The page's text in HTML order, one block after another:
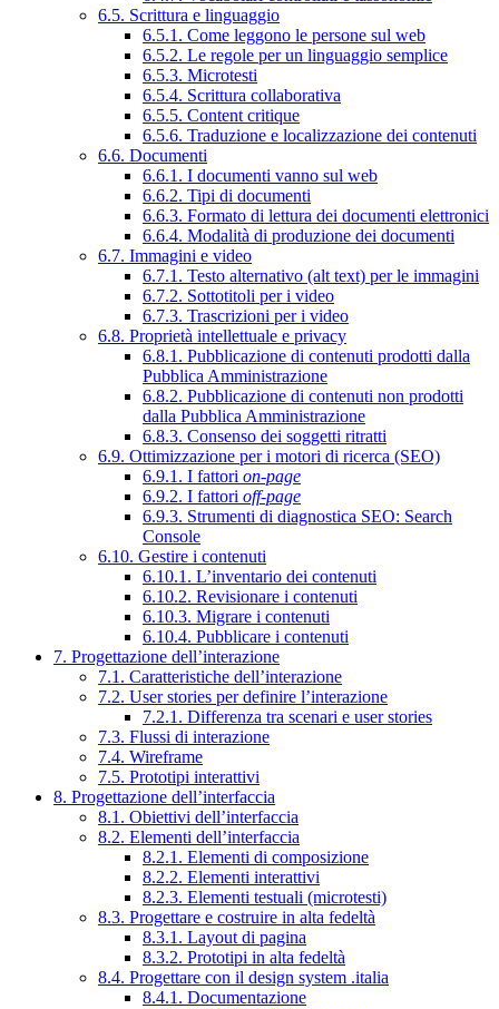
6.5. Scrittura e linguaggio
6.5.1. Come leggono le persone sul web
6.5.2. Le regole per un linguaggio semplice
6.5.3. Microtesti
6.5.4. Scrittura collaborativa
6.5.5. Content critique
6.5.6. Traduzione e localizzazione dei contenuti
6.6. Documenti
6.6.1. I documenti vanno sul web
6.6.2. Tipi di documenti
6.6.3. Formato di lettura dei documenti elettronici
6.6.4. Modalità di produzione dei documenti
6.7. Immagini e video
6.7.1. Testo alternativo (alt text) per le immagini
6.7.2. Sottotitoli per i video
6.7.3. Trascrizioni per i video
6.8. Proprietà intellettuale e privacy
6.8.1. Pubblicazione di contenuti prodotti dalla
Pubblica Amministrazione
6.8.2. Pubblicazione di contenuti non prodotti
dalla Pubblica Amministrazione
6.8.3. Consenso dei soggetti ritratti
6.9. Ottimizzazione per i motori di ricerca (SEO)
6.9.1. I fattori on-page
6.9.2. I fattori off-page
6.9.3. Strumenti di diagnostica SEO: Search
Console
6.10. Gestire i contenuti
6.10.1. L’inventario dei contenuti
6.10.2. Revisionare i contenuti
6.10.3. Migrare i contenuti
6.10.4. Pubblicare i contenuti
7. Progettazione dell’interazione
7.1. Caratteristiche dell’interazione
7.2. User stories per definire l’interazione
7.2.1. Differenza tra scenari e user stories
7.3. Flussi di interazione
7.4. Wireframe
7.5. Prototipi interattivi
8. Progettazione dell’interfaccia
8.1. Obiettivi dell’interfaccia
8.2. Elementi dell’interfaccia
8.2.1. Elementi di composizione
8.2.2. Elementi interattivi
8.2.3. Elementi testuali (microtesti)
8.3. Progettare e costruire in alta fedeltà
8.3.1. Layout di pagina
8.3.2. Prototipi in alta fedeltà
8.4. Progettare con il design system .italia
8.4.1. Documentazione